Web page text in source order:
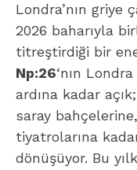
Londra’nın griye
2026 baharıyla
titreştirdiği bir
Np:26‘nın
ardına kadar
saray
tiyatrolarına
dönüşüyor. Bu